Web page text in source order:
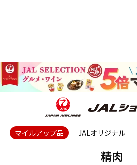
マイルアップ品 JALオリジナル
精肉